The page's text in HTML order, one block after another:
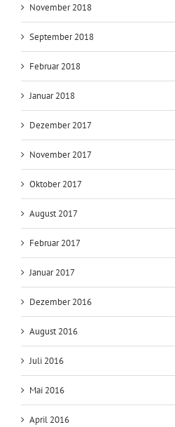
November 2018
September 2018
Februar 2018
Januar 2018
Dezember 2017
November 2017
Oktober 2017
August 2017
Februar 2017
Januar 2017
Dezember 2016
August 2016
Juli 2016
Mai 2016
April 2016